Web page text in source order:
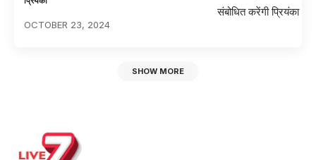
OCTOBER 23, 2024
SHOW MORE